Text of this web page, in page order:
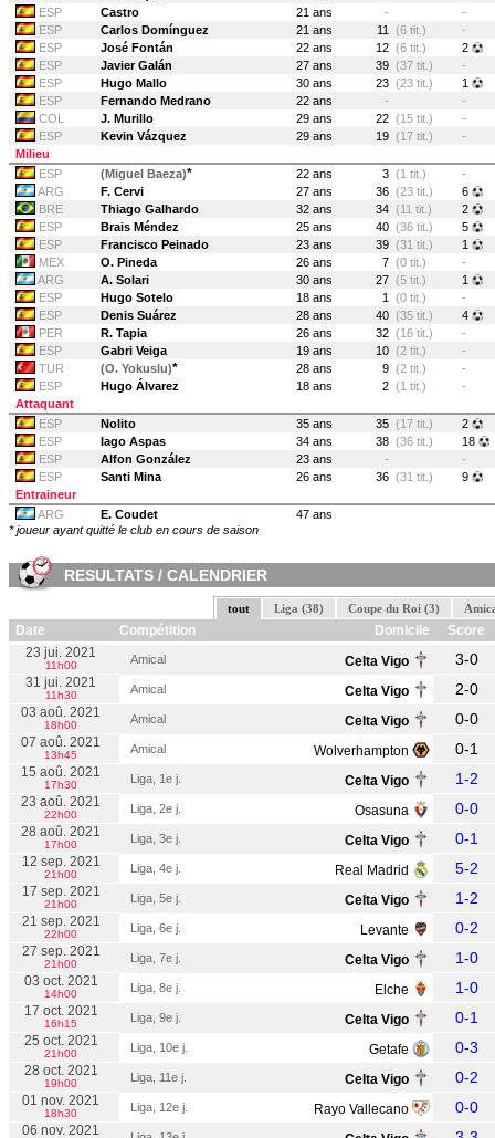
ESP
Castro 21 ans -
-
ESP
Carlos Domínguez 21 ans 11 (6 tit.)
-
ESP
José Fontán 22 ans 12 (6 tit.)
2
ESP
Javier Galán 27 ans 39 (37 tit.)
-
ESP
Hugo Mallo 30 ans 23 (23 tit.)
1
ESP
Fernando Medrano 22 ans -
-
COL
J. Murillo 29 ans 22 (15 tit.)
-
ESP
Kevin Vázquez 29 ans 19 (17 tit.)
-
Milieu
ESP
(Miguel Baeza)* 22 ans 3 (1 tit.)
-
ARG
F. Cervi 27 ans 36 (23 tit.)
6
BRE
Thiago Galhardo 32 ans 34 (11 tit.)
2
ESP
Brais Méndez 25 ans 40 (36 tit.)
5
ESP
Francisco Peinado 23 ans 39 (31 tit.)
1
MEX
O. Pineda 26 ans 7 (0 tit.)
-
ARG
A. Solari 30 ans 27 (5 tit.)
1
ESP
Hugo Sotelo 18 ans 1 (0 tit.)
-
ESP
Denis Suárez 28 ans 40 (35 tit.)
4
PER
R. Tapia 26 ans 32 (16 tit.)
-
ESP
Gabri Veiga 19 ans 10 (2 tit.)
-
TUR
(O. Yokuslu)* 28 ans 9 (2 tit.)
-
ESP
Hugo Álvarez 18 ans 2 (1 tit.)
-
Attaquant
ESP
Nolito 35 ans 35 (17 tit.)
2
ESP
Iago Aspas 34 ans 38 (36 tit.)
18
ESP
Alfon González 23 ans -
-
ESP
Santi Mina 26 ans 36 (31 tit.)
9
Entraineur
ARG
E. Coudet
47 ans
* joueur ayant quitté le club en cours de saison
RESULTATS / CALENDRIER
tout Liga (38) Coupe du Roi (3)
Date Compétition Domicile
Score
23 jui. 2021
11h00 Amical Celta Vigo 3-0
31 jui. 2021
11h30 Amical Celta Vigo 2-0
03 aoû. 2021
18h00 Amical Celta Vigo 0-0
07 aoû. 2021
13h45 Amical Wolverhampton 0-1
15 aoû. 2021
17h30 Liga, 1e j. Celta Vigo 1-2
23 aoû. 2021
22h00 Liga, 2e j. Osasuna 0-0
28 aoû. 2021
17h00 Liga, 3e j. Celta Vigo 0-1
12 sep. 2021
21h00 Liga, 4e j. Real Madrid 5-2
17 sep. 2021
21h00 Liga, 5e j. Celta Vigo 1-2
21 sep. 2021
22h00 Liga, 6e j. Levante 0-2
27 sep. 2021
21h00 Liga, 7e j. Celta Vigo 1-0
03 oct. 2021
14h00 Liga, 8e j. Elche 1-0
17 oct. 2021
16h15 Liga, 9e j. Celta Vigo 0-1
25 oct. 2021
21h00 Liga, 10e j. Getafe 0-3
28 oct. 2021
19h00 Liga, 11e j. Celta Vigo 0-2
01 nov. 2021
18h30 Liga, 12e j. Rayo Vallecano 0-0
06 nov. 2021